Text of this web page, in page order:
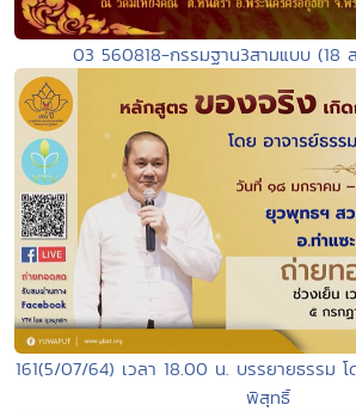
03 560818-กรรมฐาน3สามแบบ (18
161(5/07/64) เวลา 18.00 น. บรรยายธรรม โ
พิสุทธิ์